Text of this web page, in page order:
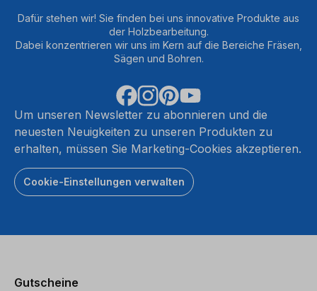
Dafür stehen wir! Sie finden bei uns innovative Produkte aus
der Holzbearbeitung.
Dabei konzentrieren wir uns im Kern auf die Bereiche Fräsen,
Sägen und Bohren.
Um unseren Newsletter zu abonnieren und die
neuesten Neuigkeiten zu unseren Produkten zu
erhalten, müssen Sie Marketing-Cookies akzeptieren.
Cookie-Einstellungen verwalten
Gutscheine